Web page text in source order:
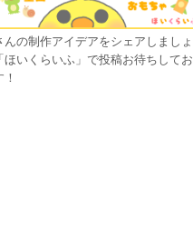
んの制作アイデアをシェアしましょ
ほいくらいふ」で投稿お待ちしてお